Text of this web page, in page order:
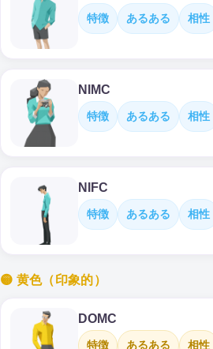
特徴 あるある 相性
NIMC
特徴 あるある 相性
NIFC
特徴 あるある 相性
🟡 黄色（印象的）
DOMC
特徴 あるある 相性